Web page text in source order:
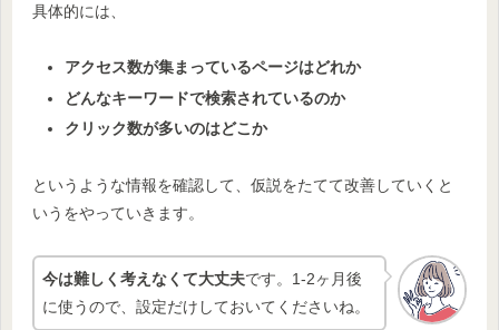
具体的には、
アクセス数が集まっているページはどれか
どんなキーワードで検索されているのか
クリック数が多いのはどこか
というような情報を確認して、仮説をたてて改善していくと
いうをやっていきます。
今は難しく考えなくて大丈夫です。1-2ヶ月後
に使うので、設定だけしておいてくださいね。